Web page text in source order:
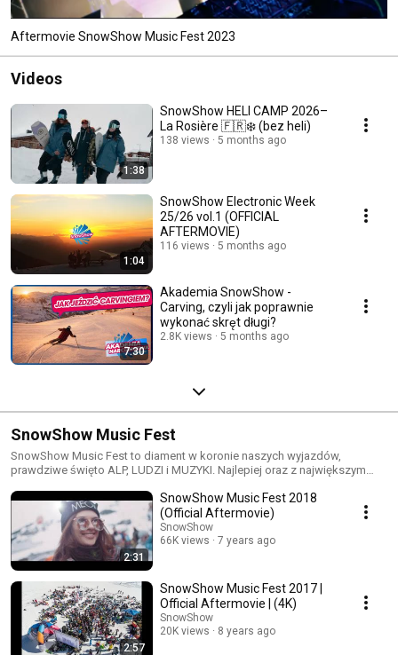
Aftermovie SnowShow Music Fest 2023
Videos
1:38
SnowShow HELI CAMP 2026–
La Rosière 🇫🇷❄️ (bez heli)
138 views 5 months ago
1:04
SnowShow Electronic Week
25/26 vol.1 (OFFICIAL
AFTERMOVIE)
116 views 5 months ago
7:30
Akademia SnowShow -
Carving, czyli jak poprawnie
wykonać skręt długi?
2.8K views 5 months ago
SnowShow Music Fest
SnowShow Music Fest to diament w koronie naszych wyjazdów,
prawdziwe święto ALP, LUDZI i MUZYKI. Najlepiej oraz z największym
2:31
SnowShow Music Fest 2018
(Official Aftermovie)
SnowShow
66K views
7 years ago
2:57
SnowShow Music Fest 2017 |
Official Aftermovie | (4K)
SnowShow
20K views
8 years ago